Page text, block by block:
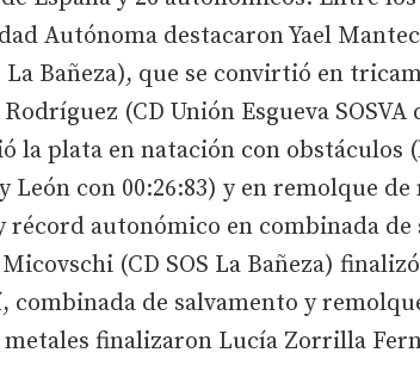
Autónoma destacaron Yael
La Bañeza), que se convirtió en
(CD Unión Esgueva
la plata en natación con obstáculos
León con 00:26:83) y en remolque
récord autonómico en combinada
(CD SOS La Bañeza)
combinada de salvamento y
metales finalizaron Lucía Zorrilla